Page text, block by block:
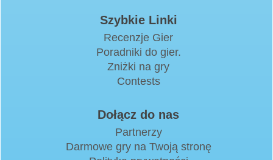
Szybkie Linki
Recenzje Gier
Poradniki do gier.
Zniżki na gry
Contests
Dołącz do nas
Partnerzy
Darmowe gry na Twoją stronę